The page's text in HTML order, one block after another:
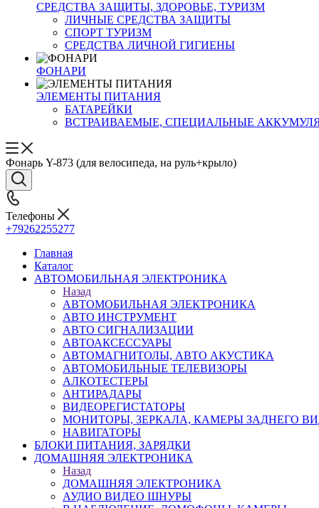
СРЕДСТВА ЗАЩИТЫ, ЗДОРОВЬЕ, ТУРИЗМ
ЛИЧНЫЕ СРЕДСТВА ЗАЩИТЫ
СПОРТ ТУРИЗМ
СРЕДСТВА ЛИЧНОЙ ГИГИЕНЫ
ФОНАРИ
ЭЛЕМЕНТЫ ПИТАНИЯ
БАТАРЕЙКИ
ВСТРАИВАЕМЫЕ, СПЕЦИАЛЬНЫЕ
Фонарь Y-873 (для велосипеда, на руль+крыло)
Телефоны
+79262255277
Главная
Каталог
АВТОМОБИЛЬНАЯ ЭЛЕКТРОНИКА
Назад
АВТОМОБИЛЬНАЯ ЭЛЕКТРОНИКА
АВТО ИНСТРУМЕНТ
АВТО СИГНАЛИЗАЦИИ
АВТОАКСЕССУАРЫ
АВТОМАГНИТОЛЫ, АВТО АКУСТИКА
АВТОМОБИЛЬНЫЕ ТЕЛЕВИЗОРЫ
АЛКОТЕСТЕРЫ
АНТИРАДАРЫ
ВИДЕОРЕГИСТАТОРЫ
МОНИТОРЫ, ЗЕРКАЛА, КАМЕРЫ ЗАДНЕГО
НАВИГАТОРЫ
БЛОКИ ПИТАНИЯ, ЗАРЯДКИ
ДОМАШНЯЯ ЭЛЕКТРОНИКА
Назад
ДОМАШНЯЯ ЭЛЕКТРОНИКА
АУДИО ВИДЕО ШНУРЫ